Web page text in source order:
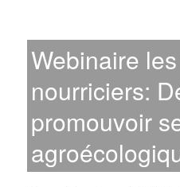
Webinaire
nourriciers:
promouvoir